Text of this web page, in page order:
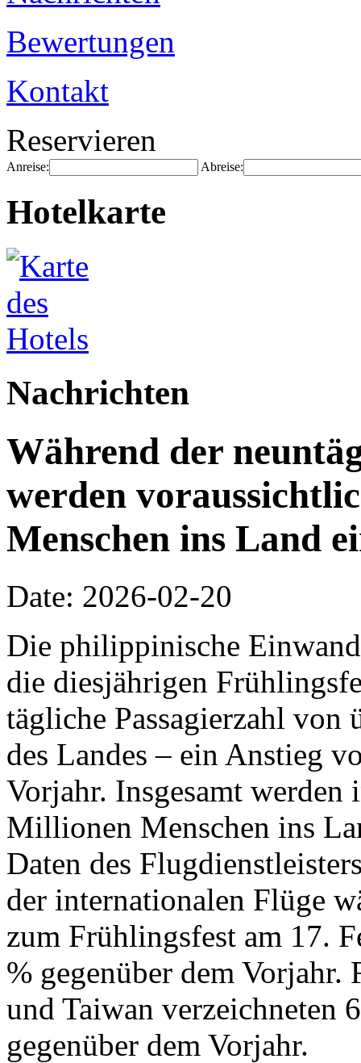
Bewertungen
Kontakt
Reservieren
Anreise: Abreise:
Hotelkarte
Nachrichten
Während der
werden
Menschen ins Land
Date: 2026-02-20
Die philippinische
die diesjährigen
tägliche Passagierzahl
des Landes – ein Anstieg
Vorjahr. Insgesamt werden
Millionen Menschen ins
Daten des
der internationalen Flüge
zum Frühlingsfest am 17.
% gegenüber dem
und Taiwan verzeichneten
gegenüber dem Vorjahr.